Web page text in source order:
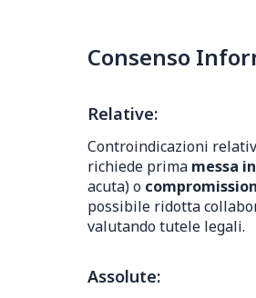
Consenso
Relative:
Controindicazioni
richiede prima messa
acuta) o
possibile ridotta
valutando tutele legali.
Assolute: